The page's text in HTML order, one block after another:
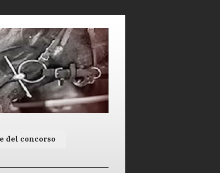
del concorso